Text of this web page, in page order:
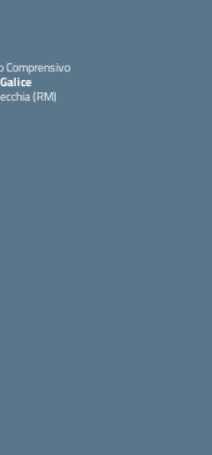
(RM)